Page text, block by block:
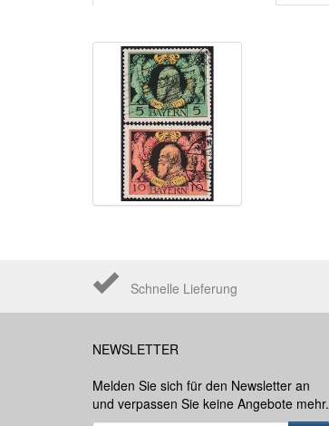
Schnelle Lieferung
NEWSLETTER
Melden Sie sich für den Newsletter an
und verpassen Sie keine Angebote mehr.